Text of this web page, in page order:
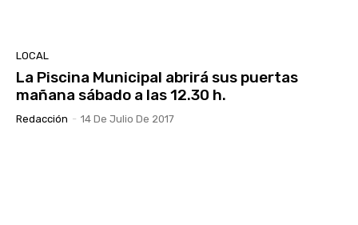
LOCAL
La Piscina Municipal abrirá sus puertas
mañana sábado a las 12.30 h.
Redacción - 14 De Julio De 2017